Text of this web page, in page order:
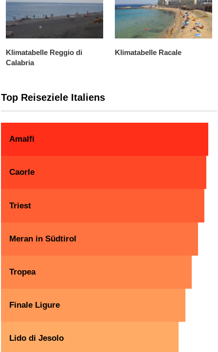
Klimatabelle Reggio di
Calabria
Klimatabelle Racale
Top Reiseziele Italiens
Amalfi
Caorle
Triest
Meran in Südtirol
Tropea
Finale Ligure
Lido di Jesolo